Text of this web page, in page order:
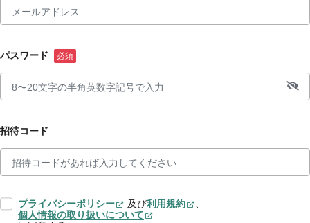
パスワード
招待コード
プライバシーポリシー 及び利用規約
、
個人情報の取り扱いについて